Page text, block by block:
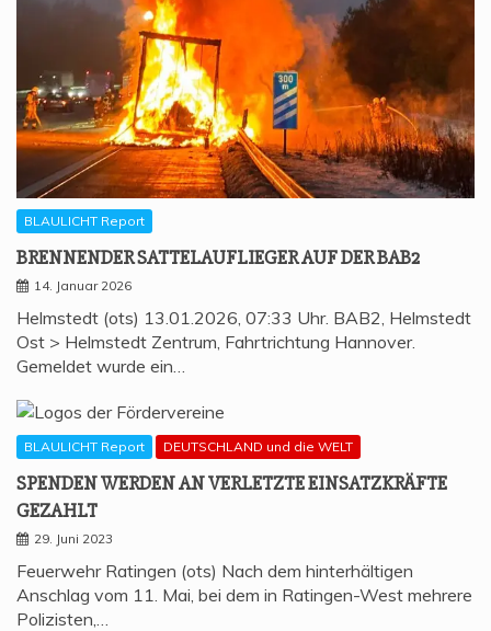
BLAULICHT Report
BREN­NEN­DER SAT­TEL­AUF­LIE­GER AUF DER BAB2
14. Januar 2026
Helmstedt (ots) 13.01.2026, 07:33 Uhr. BAB2, Helmstedt
Ost > Helmstedt Zentrum, Fahrtrichtung Hannover.
Gemeldet wurde ein…
BLAULICHT Report DEUTSCHLAND und die WELT
SPEN­DEN WER­DEN AN VER­LETZ­TE EIN­SATZ­KRÄF­TE
GEZAHLT
29. Juni 2023
Feuerwehr Ratingen (ots) Nach dem hinterhältigen
Anschlag vom 11. Mai, bei dem in Ratingen-West mehrere
Polizisten,…